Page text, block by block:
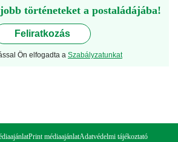
történeteket a postaládájába!
Feliratkozás
Ön elfogadta a Szabályzatunkat
Print médiaajánlatAdatvédelmi tájékoztató